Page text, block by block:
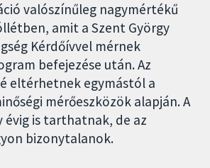
valószínűleg nagymértékű
amit a Szent György
Kérdőívvel mérnek
befejezése után. Az
eltérhetnek egymástól a
mérőeszközök alapján. A
évig is tarthatnak, de az
bizonytalanok.